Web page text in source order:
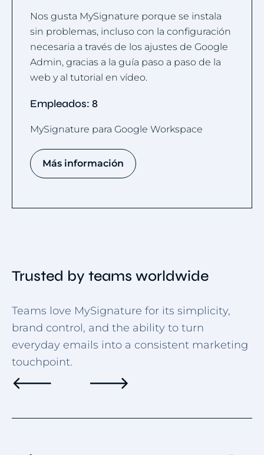
Nos gusta MySignature porque se instala
sin problemas, incluso con la configuración
necesaria a través de los ajustes de Google
Admin, gracias a la guía paso a paso de la
web y al tutorial en vídeo.
Empleados: 8
MySignature para Google Workspace
Más información
Trusted by teams worldwide
Teams love MySignature for its simplicity,
brand control, and the ability to turn
everyday emails into a consistent marketing
touchpoint.